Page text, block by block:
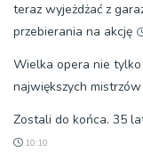
teraz wyjeżdżać z
przebierania na akcję
Wielka opera nie tylko
największych mistrzów
Zostali do końca. 35
10:10